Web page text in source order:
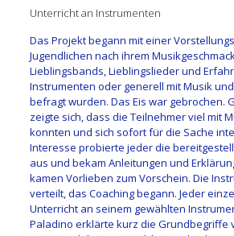
Unterricht an Instrumenten
Das Projekt begann mit einer
Jugendlichen nach ihrem
Lieblingsbands, Lieblingslieder und
Instrumenten oder generell mit Musik
befragt wurden. Das Eis war gebrochen.
zeigte sich, dass die Teilnehmer viel mit
konnten und sich sofort für die Sache
Interesse probierte jeder die
aus und bekam Anleitungen und
kamen Vorlieben zum Vorschein. Die
verteilt, das Coaching begann. Jeder
Unterricht an seinem gewählten
Paladino erklärte kurz die Grundbegriffe